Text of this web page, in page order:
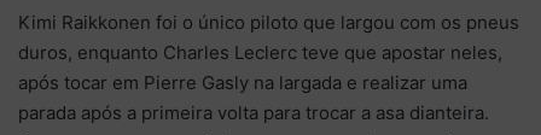
Kimi Raikkonen foi o único piloto que largou com os pneus
duros, enquanto Charles Leclerc teve que apostar neles,
após tocar em Pierre Gasly na largada e realizar uma
parada após a primeira volta para trocar a asa dianteira.